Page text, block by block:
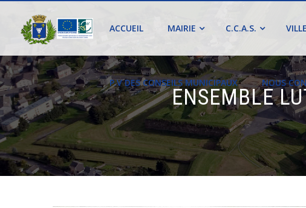
ACCUEIL MAIRIE C.C.A.S. VILLE
P.V DES CONSEILS MUNICIPAUX NOUS
ENSEMBLE